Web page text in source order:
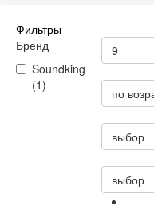
Фильтры
Бренд
Soundking
(1)
9
по
выбор
выбор